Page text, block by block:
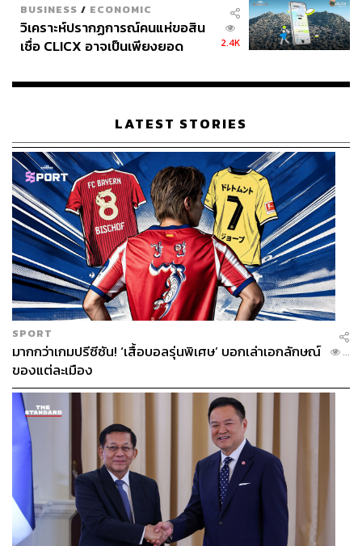
BUSINESS / ECONOMIC
วิเคราะห์ปรากฏการณ์คนแห่ขอสิน
เชื่อ CLICX อาจเป็นเพียงยอด
เรือนไทยที่ถูกซุกไว้
2.4K
LATEST STORIES
SPORT
มากกว่าเกมปรีซีซัน! ‘เสื้อบอลรุ่นพิเศษ’ บอกเล่าเอกลักษณ์
ของแต่ละเมือง
...